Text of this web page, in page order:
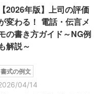
【2026年版】上司の評価
変わる！ 電話・伝言メ
の書き方ガイド～NG例
も解説～
書式の例文
04/14